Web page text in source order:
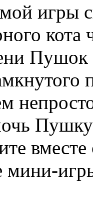
игры
мини-